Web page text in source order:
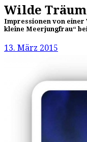
Wilde
Impressionen von einer
kleine Meerjungfrau“
13. März 2015